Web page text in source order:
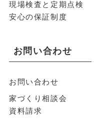
現場検査と定期点検
安心の保証制度
お問い合わせ
お問い合わせ
家づくり相談会
資料請求